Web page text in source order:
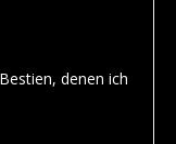
denen ich